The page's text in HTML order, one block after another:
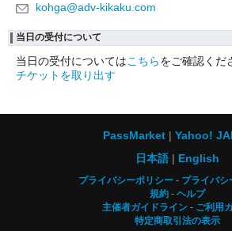
kohga@adv-kikaku.com
当日の受付について
当日の受付についてはこちらをご確認くだ
チケットを取り出す
PassMarket
Yahoo!
日本語
English
プライバシーポリシー
プライバシ
規約
ヘルプ
主催者ガイドライン
ご利用
特定商取引法の表示